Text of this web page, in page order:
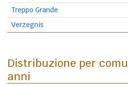
Treppo Grande
Verzegnis
Distribuzione per
anni